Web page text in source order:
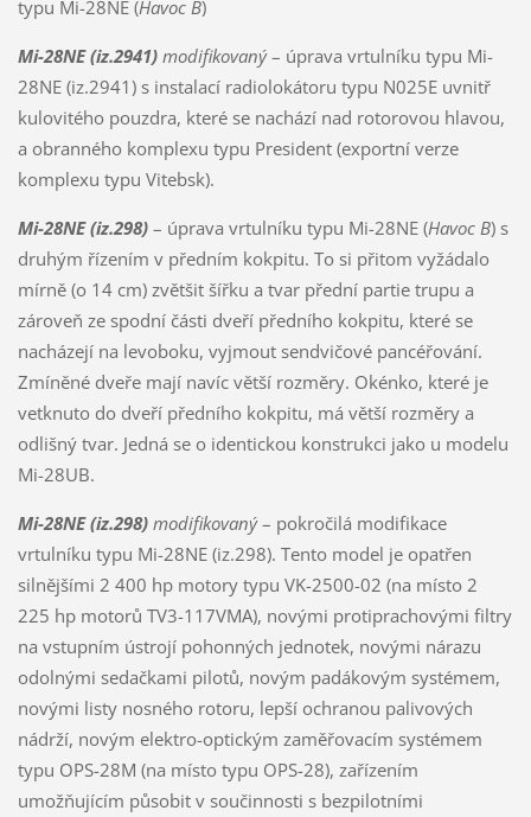
typu Mi-28NE (Havoc B)
Mi-28NE (iz.2941) modifikovaný– úprava vrtulníku typu Mi-
28NE (iz.2941) s instalací radiolokátoru typu N025E uvnitř
kulovitého pouzdra, které se nachází nad rotorovou hlavou,
a obranného komplexu typu President (exportní verze
komplexu typu Vitebsk).
Mi-28NE (iz.298) – úprava vrtulníku typu Mi-28NE (Havoc B) s
druhým řízením v předním kokpitu. To si přitom vyžádalo
mírně (o 14 cm) zvětšit šířku a tvar přední partie trupu a
zároveň ze spodní části dveří předního kokpitu, které se
nacházejí na levoboku, vyjmout sendvičové pancéřování.
Zmíněné dveře mají navíc větší rozměry. Okénko, které je
vetknuto do dveří předního kokpitu, má větší rozměry a
odlišný tvar. Jedná se o identickou konstrukci jako u modelu
Mi-28UB.
Mi-28NE (iz.298)modifikovaný– pokročilá modifikace
vrtulníku typu Mi-28NE (iz.298). Tento model je opatřen
silnějšími 2 400 hp motory typu VK-2500-02 (na místo 2
225 hp motorů TV3-117VMA), novými protiprachovými filtry
na vstupním ústrojí pohonných jednotek, novými nárazu
odolnými sedačkami pilotů, novým padákovým systémem,
novými listy nosného rotoru, lepší ochranou palivových
nádrží, novým elektro-optickým zaměřovacím systémem
typu OPS-28M (na místo typu OPS-28), zařízením
umožňujícím působit v součinnosti s bezpilotními